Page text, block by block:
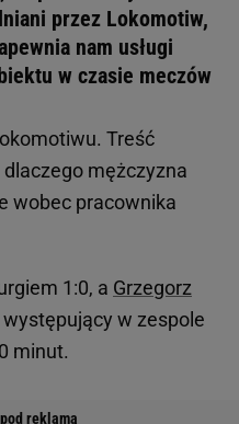
przez Lokomotiw,
nam usługi
w czasie meczów
Treść
mężczyzna
wobec pracownika
1:0, a Grzegorz
występujący w zespole
minut.